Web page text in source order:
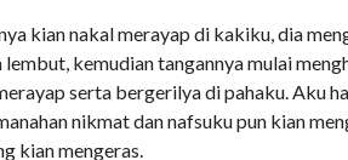
kian nakal merayap di kakiku, dia
kemudian tangannya mulai
serta bergerilya di pahaku. Aku
nikmat dan nafsuku pun kian
kian mengeras.